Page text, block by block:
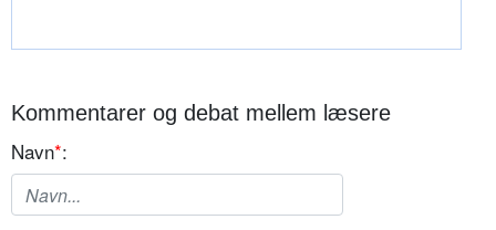
Kommentarer og debat mellem læsere
Navn*: